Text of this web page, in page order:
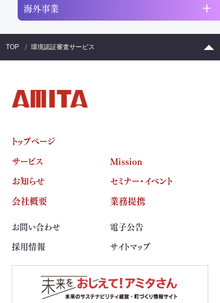
海外事業
TOP 環境認証審査サービス
トップページ
サービス
Mission
お知らせ
セミナー・イベント
会社概要
業務提携
お問い合わせ
電子公告
採用情報
サイトマップ